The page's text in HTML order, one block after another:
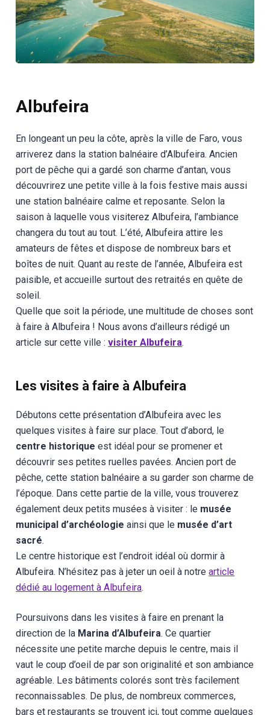
Albufeira
En longeant un peu la côte, après la ville de Faro, vous
arriverez dans la station balnéaire d’Albufeira. Ancien
port de pêche qui a gardé son charme d’antan, vous
découvrirez une petite ville à la fois festive mais aussi
une station balnéaire calme et reposante. Selon la
saison à laquelle vous visiterez Albufeira, l’ambiance
changera du tout au tout. L’été, Albufeira attire les
amateurs de fêtes et dispose de nombreux bars et
boîtes de nuit. Quant au reste de l’année, Albufeira est
paisible, et accueille surtout des retraités en quête de
soleil.
Quelle que soit la période, une multitude de choses sont
à faire à Albufeira ! Nous avons d’ailleurs rédigé un
article sur cette ville :visiter Albufeira.
Les visites à faire à Albufeira
Débutons cette présentation d’Albufeira avec les
quelques visites à faire sur place. Tout d’abord, le
centre historique est idéal pour se promener et
découvrir ses petites ruelles pavées. Ancien port de
pêche, cette station balnéaire a su garder son charme de
l’époque. Dans cette partie de la ville, vous trouverez
également deux petits musées à visiter : le musée
municipal d’archéologie ainsi que le musée d’art
sacré.
Le centre historique est l’endroit idéal où dormir à
Albufeira. N’hésitez pas à jeter un oeil à notrearticle
dédié au logement à Albufeira.
Poursuivons dans les visites à faire en prenant la
direction de la Marina d’Albufeira. Ce quartier
nécessite une petite marche depuis le centre, mais il
vaut le coup d’oeil de par son originalité et son ambiance
agréable. Les bâtiments colorés sont très facilement
reconnaissables. De plus, de nombreux commerces,
bars et restaurants se trouvent ici, tout comme quelques